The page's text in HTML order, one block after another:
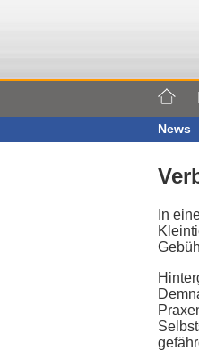
News
In